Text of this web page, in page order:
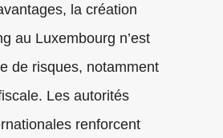
la création
au Luxembourg n’est
de risques, notamment
Les autorités
renforcent